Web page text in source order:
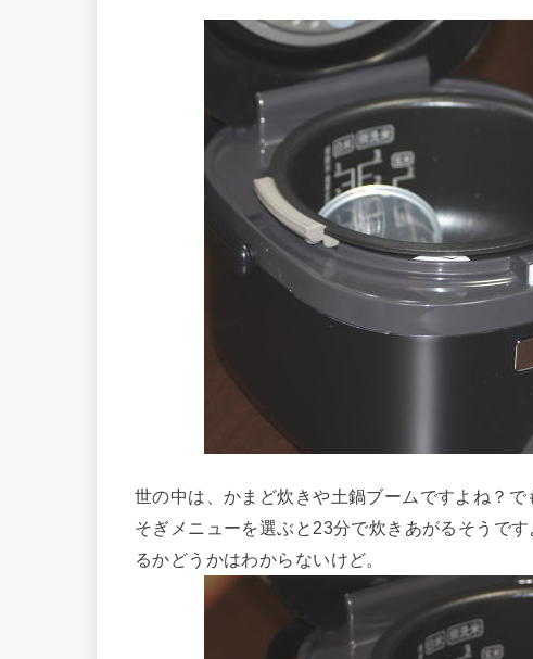
世の中は、かまど炊きや土鍋ブームですよね？
そぎメニューを選ぶと23分で炊きあがるそうで
るかどうかはわからないけど。